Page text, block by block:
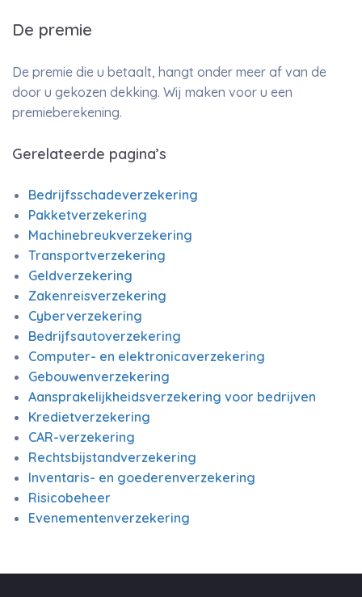
De premie
De premie die u betaalt, hangt onder meer af van de
door u gekozen dekking. Wij maken voor u een
premieberekening.
Gerelateerde pagina’s
Bedrijfsschadeverzekering
Pakketverzekering
Machinebreukverzekering
Transportverzekering
Geldverzekering
Zakenreisverzekering
Cyberverzekering
Bedrijfsautoverzekering
Computer- en elektronicaverzekering
Gebouwenverzekering
Aansprakelijkheidsverzekering voor bedrijven
Kredietverzekering
CAR-verzekering
Rechtsbijstandverzekering
Inventaris- en goederenverzekering
Risicobeheer
Evenementenverzekering